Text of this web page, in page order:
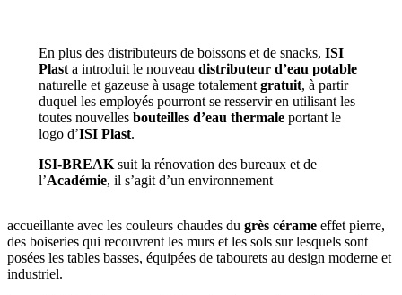
En plus des distributeurs de boissons et de snacks, ISI
Plasta introduit le nouveau distributeur d’eau potable
naturelle et gazeuse à usage totalement gratuit, à partir
duquel les employés pourront se resservir en utilisant les
toutes nouvelles bouteilles d’eau thermaleportant le
logo d’ISI Plast.
ISI-BREAKsuit la rénovation des bureaux et de
l’Académie, il s’agit d’un environnement
accueillante avec les couleurs chaudes du grès cérame effet pierre,
des boiseries qui recouvrent les murs et les sols sur lesquels sont
posées les tables basses, équipées de tabourets au design moderne et
industriel.